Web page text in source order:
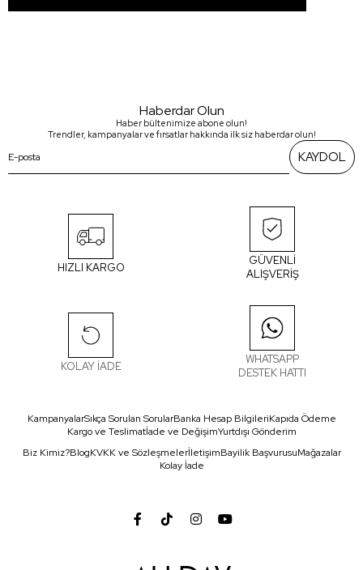
Haberdar Olun
Haber bültenimize abone olun!
Trendler, kampanyalar ve fırsatlar hakkında ilk siz haberdar olun!
KAYDOL
HIZLI KARGO
GÜVENLİ
ALIŞVERİŞ
KOLAY İADE
WHATSAPP
DESTEK HATTI
KampanyalarSıkça Sorulan SorularBanka Hesap BilgileriKapıda Ödeme
Kargo ve Teslimatİade ve DeğişimYurtdışı Gönderim
Biz Kimiz?BlogKVKK ve SözleşmelerİletişimBayilik BaşvurusuMağazalar
Kolay İade